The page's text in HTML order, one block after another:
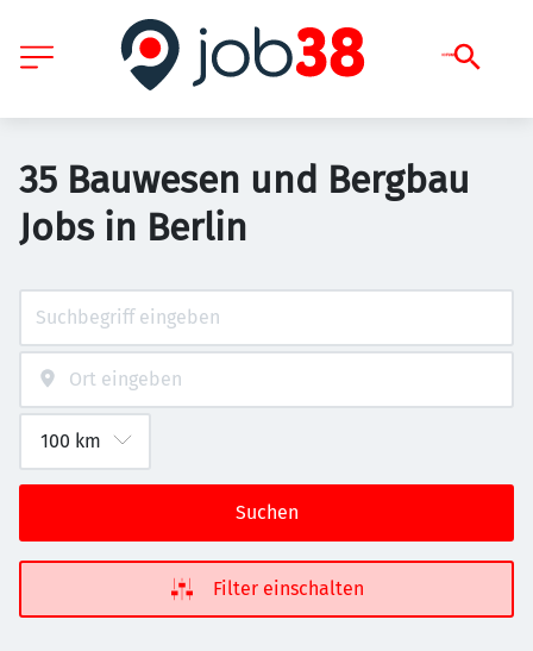
35 Bauwesen und Bergbau
Jobs in Berlin
Suchen
Filter einschalten